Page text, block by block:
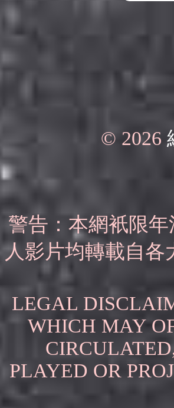
© 2026
警告：本網衹限
人影片均轉載自
LEGAL
WHICH MAY
PLAYED OR